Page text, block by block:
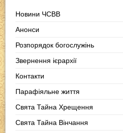
Новини ЧСВВ
Анонси
Розпорядок богослужінь
Звернення ієрархії
Контакти
Парафіяльне життя
Свята Тайна Хрещення
Свята Тайна Вінчання